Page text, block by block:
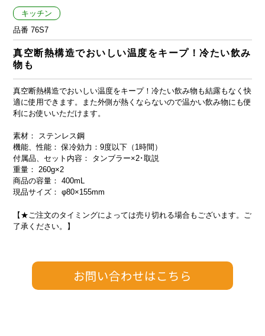
キッチン
品番 76S7
真空断熱構造でおいしい温度をキープ！冷たい飲み
物も
真空断熱構造でおいしい温度をキープ！冷たい飲み物も結露もなく快
適に使用できます。また外側が熱くならないので温かい飲み物にも便
利にお使いいただけます。
素材： ステンレス鋼
機能、性能： 保冷効力：9度以下（1時間）
付属品、セット内容： タンブラー×2･取説
重量： 260g×2
商品の容量： 400mL
現品サイズ： φ80×155mm
【★ご注文のタイミングによっては売り切れる場合もございます。ご
了承ください。】